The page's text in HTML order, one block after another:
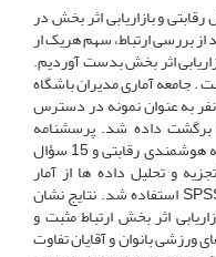
و بازاریابی اثر بخش در
بررسی ارتباط، سهم هریک ار
اثر بخش بدست آوردیم.
جامعه آماری مدیران باشگاه
های ورزشی استان البرز است تعداد 152 نفر به عنوان نمونه در دسترس
134 پرسشنامه برگشت داده شد. پرسشنامه
تحقیق 36 سؤال دارد. 21 سؤال مربوط به هوشمندی رقابتی و 15 سؤال
و تحلیل داده ها از آمار
استفاده شد. نتایج نشان
اثر بخش ارتباط مثبت و
ورزشی بانوان و آقایان تفاوت